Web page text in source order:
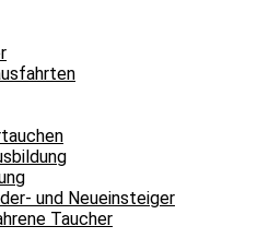
und Neueinsteiger
Taucher